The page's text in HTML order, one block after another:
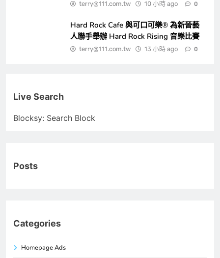
terry@111.com.tw 10 小時 ago 0
Hard Rock Cafe 與可口可樂® 為新晉藝
人聯手舉辦 Hard Rock Rising 音樂比賽
terry@111.com.tw 13 小時 ago 0
Live Search
Blocksy: Search Block
Posts
Categories
Homepage Ads